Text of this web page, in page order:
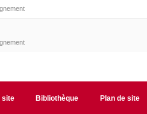
site Bibliothèque Plan de site